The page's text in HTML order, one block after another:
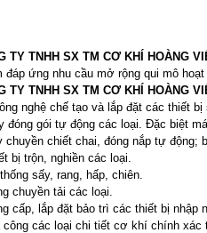
TY TNHH SX TM CƠ KHÍ HOÀNG
đáp ứng nhu cầu mở rộng qui mô
TY TNHH SX TM CƠ KHÍ HOÀNG
nghệ chế tạo và lắp đặt các thiết bị
đóng gói tự động các loại. Đặc biệt
chuyền chiết chai, đóng nắp tự động;
bị trộn, nghiền các loại.
sấy, rang, hấp, chiên.
chuyền tải các loại.
cấp, lắp đặt bảo trì các thiết bị nhập
công các loại chi tiết cơ khí chính xác